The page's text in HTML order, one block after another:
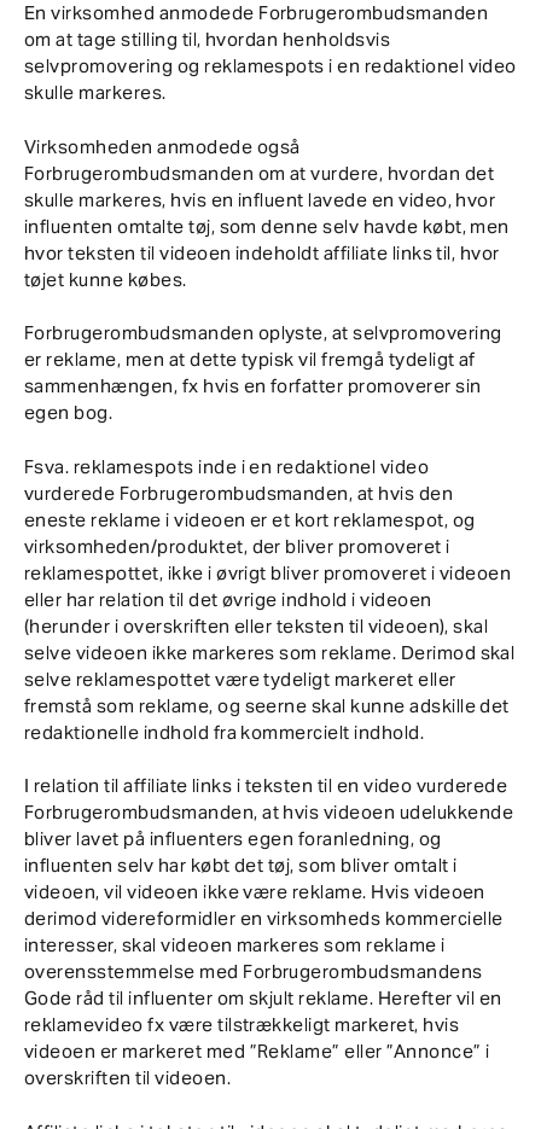
En virksomhed anmodede Forbrugerombudsmanden
om at tage stilling til, hvordan henholdsvis
selvpromovering og reklamespots i en redaktionel video
skulle markeres.
Virksomheden anmodede også
Forbrugerombudsmanden om at vurdere, hvordan det
skulle markeres, hvis en influent lavede en video, hvor
influenten omtalte tøj, som denne selv havde købt, men
hvor teksten til videoen indeholdt affiliate links til, hvor
tøjet kunne købes.
Forbrugerombudsmanden oplyste, at selvpromovering
er reklame, men at dette typisk vil fremgå tydeligt af
sammenhængen, fx hvis en forfatter promoverer sin
egen bog.
Fsva. reklamespots inde i en redaktionel video
vurderede Forbrugerombudsmanden, at hvis den
eneste reklame i videoen er et kort reklamespot, og
virksomheden/produktet, der bliver promoveret i
reklamespottet, ikke i øvrigt bliver promoveret i videoen
eller har relation til det øvrige indhold i videoen
(herunder i overskriften eller teksten til videoen), skal
selve videoen ikke markeres som reklame. Derimod skal
selve reklamespottet være tydeligt markeret eller
fremstå som reklame, og seerne skal kunne adskille det
redaktionelle indhold fra kommercielt indhold.
I relation til affiliate links i teksten til en video vurderede
Forbrugerombudsmanden, at hvis videoen udelukkende
bliver lavet på influenters egen foranledning, og
influenten selv har købt det tøj, som bliver omtalt i
videoen, vil videoen ikke være reklame. Hvis videoen
derimod videreformidler en virksomheds kommercielle
interesser, skal videoen markeres som reklame i
overensstemmelse med Forbrugerombudsmandens
Gode råd til influenter om skjult reklame. Herefter vil en
reklamevideo fx være tilstrækkeligt markeret, hvis
videoen er markeret med ”Reklame” eller ”Annonce” i
overskriften til videoen.